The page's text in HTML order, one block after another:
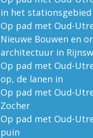
in het stationsgebied
Op pad met Oud-
Nieuwe Bouwen en
architectuur in
Op pad met Oud-
op, de lanen in
Op pad met Oud-
Zocher
Op pad met Oud-
puin